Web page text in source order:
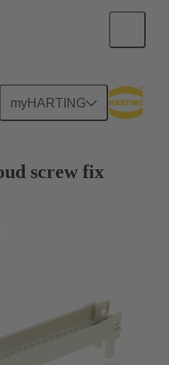
myHARTING
fille
screw fix